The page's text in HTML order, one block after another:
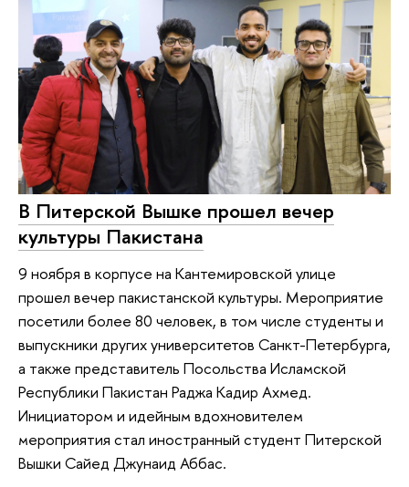
В Питерской Вышке прошел вечер
культуры Пакистана
9 ноября в корпусе на Кантемировской улице
прошел вечер пакистанской культуры. Мероприятие
посетили более 80 человек, в том числе студенты и
выпускники других университетов Санкт-Петербурга,
а также представитель Посольства Исламской
Республики Пакистан Раджа Кадир Ахмед.
Инициатором и идейным вдохновителем
мероприятия стал иностранный студент Питерской
Вышки Сайед Джунаид Аббас.